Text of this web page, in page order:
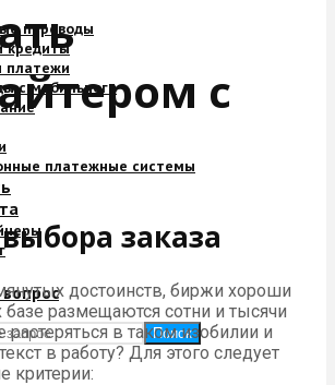
переводы
кредиты
платежи
с мобильного
платежные системы
Поиск
с
заказа
достоинств, биржи хороши
базе размещаются сотни и тысячи
растеряться в таком изобилии и
в работу? Для этого следует
критерии: